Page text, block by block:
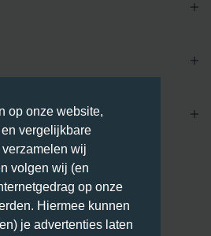
op onze website,
vergelijkbare
wij
volgen wij (en
op onze
Hiermee kunnen
je advertenties laten